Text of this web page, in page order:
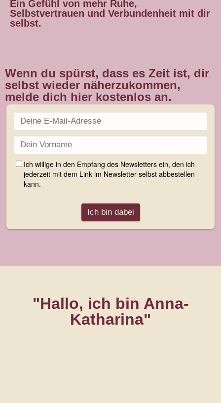
Ein Gefühl von mehr Ruhe,
Selbstvertrauen und Verbundenheit mit dir
selbst.
Wenn du spürst, dass es Zeit ist, dir
selbst wieder näherzukommen,
melde dich hier kostenlos an.
"Hallo, ich bin Anna-
Katharina"